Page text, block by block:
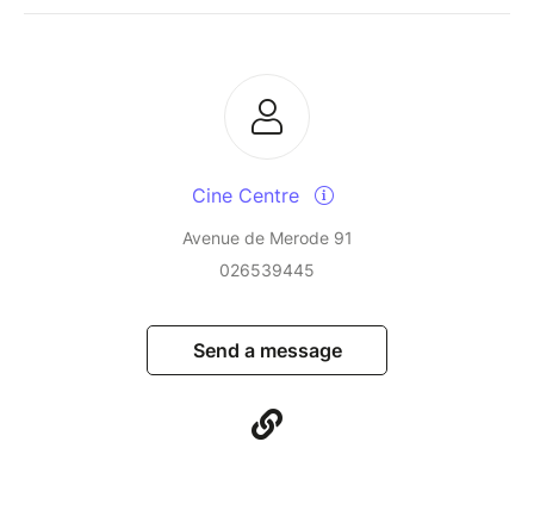
Cine Centre
Avenue de Merode 91
026539445
Send a message